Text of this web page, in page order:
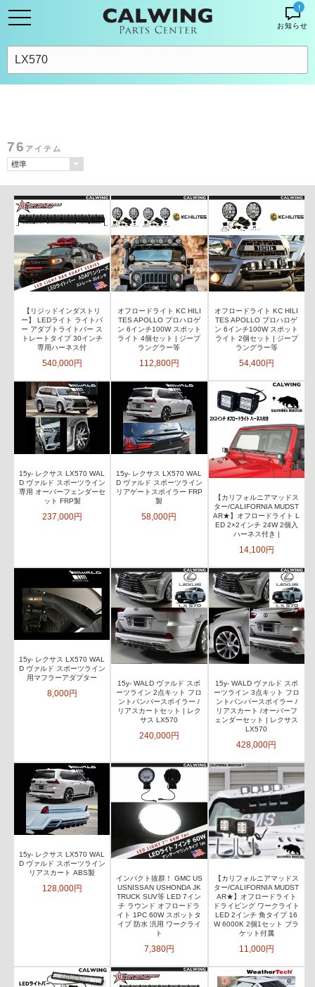
!
お知らせ
76 アイテム
【リジッドインダストリ
ー】 LEDライト ライトバ
ー アダプトライトバー ス
トレートタイプ 30インチ
専用ハーネス付
540,000円
オフロードライト KC HILI
TES APOLLO プロハロゲ
ン 6インチ100W スポット
ライト 4個セット | ジープ
ラングラー等
112,800円
オフロードライト KC HILI
TES APOLLO プロハロゲ
ン 6インチ100W スポット
ライト 2個セット | ジープ
ラングラー等
54,400円
15y- レクサス LX570 WAL
D ヴァルド スポーツライン
専用 オーバーフェンダーセ
ット FRP製
237,000円
15y- レクサス LX570 WAL
D ヴァルド スポーツライン
リアゲートスポイラー FRP
製
58,000円
【カリフォルニアマッドス
ター/CALIFORNIA MUDST
AR★】オフロードライト L
ED 2×2インチ 24W 2個入
ハーネス付き |
14,100円
15y- レクサス LX570 WAL
D ヴァルド スポーツライン
用マフラーアダプター
8,000円
15y- WALD ヴァルド スポ
ーツライン 2点キット フロ
ントバンパースポイラー /
リアスカートセット | レク
サス LX570
240,000円
15y- WALD ヴァルド スポ
ーツライン 3点キット フロ
ントバンパースポイラー /
リアスカート /オーバーフ
ェンダーセット | レクサス
LX570
428,000円
15y- レクサス LX570 WAL
D ヴァルド スポーツライン
リアスカート ABS製
128,000円
インパクト抜群！ GMC US
USNISSAN USHONDA JK
TRUCK SUV等 LED 7イン
チ ラウンド オフロードラ
イト 1PC 60W スポットタ
イプ 防水 汎用 ワークライ
ト
7,380円
【カリフォルニアマッドス
ター/CALIFORNIA MUDST
AR★】オフロードライト
ドライビング ワークライト
LED 2インチ 角タイプ 16
W 6000K 2個1セット ブラ
ケット付属
11,000円